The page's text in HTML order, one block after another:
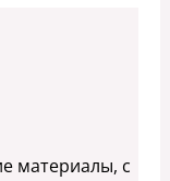
материалы, с